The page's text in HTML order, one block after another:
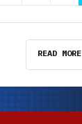
READ MORE